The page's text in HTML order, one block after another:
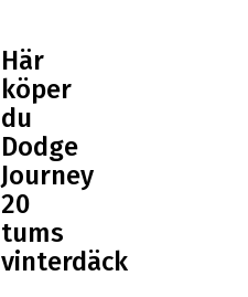
Här
köper
du
Dodge
Journey
20
tums
vinterdäck